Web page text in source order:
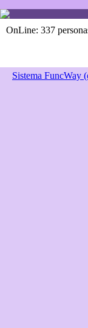
OnLine: 337
Sistema FuncWay